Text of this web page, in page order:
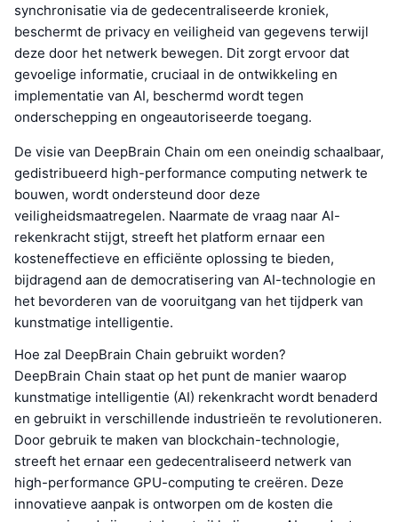
synchronisatie via de gedecentraliseerde kroniek,
beschermt de privacy en veiligheid van gegevens terwijl
deze door het netwerk bewegen. Dit zorgt ervoor dat
gevoelige informatie, cruciaal in de ontwikkeling en
implementatie van AI, beschermd wordt tegen
onderschepping en ongeautoriseerde toegang.
De visie van DeepBrain Chain om een oneindig schaalbaar,
gedistribueerd high-performance computing netwerk te
bouwen, wordt ondersteund door deze
veiligheidsmaatregelen. Naarmate de vraag naar AI-
rekenkracht stijgt, streeft het platform ernaar een
kosteneffectieve en efficiënte oplossing te bieden,
bijdragend aan de democratisering van AI-technologie en
het bevorderen van de vooruitgang van het tijdperk van
kunstmatige intelligentie.
Hoe zal DeepBrain Chain gebruikt worden?
DeepBrain Chain staat op het punt de manier waarop
kunstmatige intelligentie (AI) rekenkracht wordt benaderd
en gebruikt in verschillende industrieën te revolutioneren.
Door gebruik te maken van blockchain-technologie,
streeft het ernaar een gedecentraliseerd netwerk van
high-performance GPU-computing te creëren. Deze
innovatieve aanpak is ontworpen om de kosten die